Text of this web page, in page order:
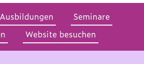
Ausbildungen
Seminare
Website besuchen